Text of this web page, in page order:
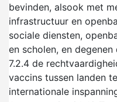
bevinden, alsook met
infrastructuur en
sociale diensten,
en scholen, en
7.2.4 de
vaccins tussen landen
internationale